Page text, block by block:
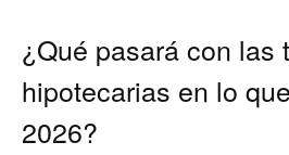
¿Qué pasará con las
hipotecarias en lo
2026?